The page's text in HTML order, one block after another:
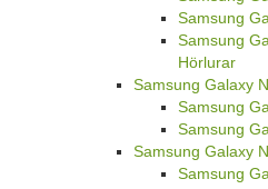
Samsung
Samsung
Hörlurar
Samsung Galaxy
Samsung
Samsung
Samsung Galaxy
Samsung